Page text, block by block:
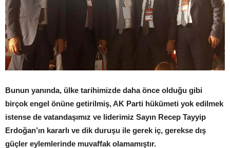
Bunun yanında, ülke tarihimizde daha önce olduğu gibi
birçok engel önüne getirilmiş, AK Parti hükümeti yok edilmek
istense de vatandaşımız ve liderimiz Sayın Recep Tayyip
Erdoğan’ın kararlı ve dik duruşu ile gerek iç, gerekse dış
güçler eylemlerinde muvaffak olamamıştır.